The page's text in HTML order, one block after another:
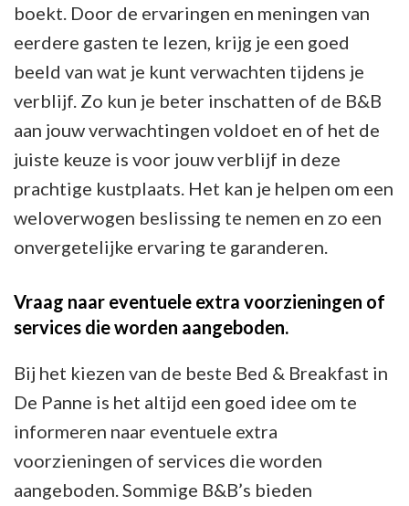
boekt. Door de ervaringen en meningen van
eerdere gasten te lezen, krijg je een goed
beeld van wat je kunt verwachten tijdens je
verblijf. Zo kun je beter inschatten of de B&B
aan jouw verwachtingen voldoet en of het de
juiste keuze is voor jouw verblijf in deze
prachtige kustplaats. Het kan je helpen om een
weloverwogen beslissing te nemen en zo een
onvergetelijke ervaring te garanderen.
Vraag naar eventuele extra voorzieningen of
services die worden aangeboden.
Bij het kiezen van de beste Bed & Breakfast in
De Panne is het altijd een goed idee om te
informeren naar eventuele extra
voorzieningen of services die worden
aangeboden. Sommige B&B’s bieden